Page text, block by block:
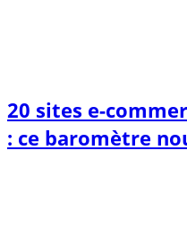
20 sites e-
: ce baromètre